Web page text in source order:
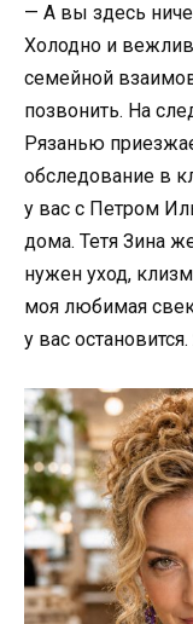
— А вы здесь
Холодно и
семейной
позвонить. На
Рязанью
обследование в
у вас с Петром
дома. Тетя Зина
нужен уход,
моя любимая
у вас